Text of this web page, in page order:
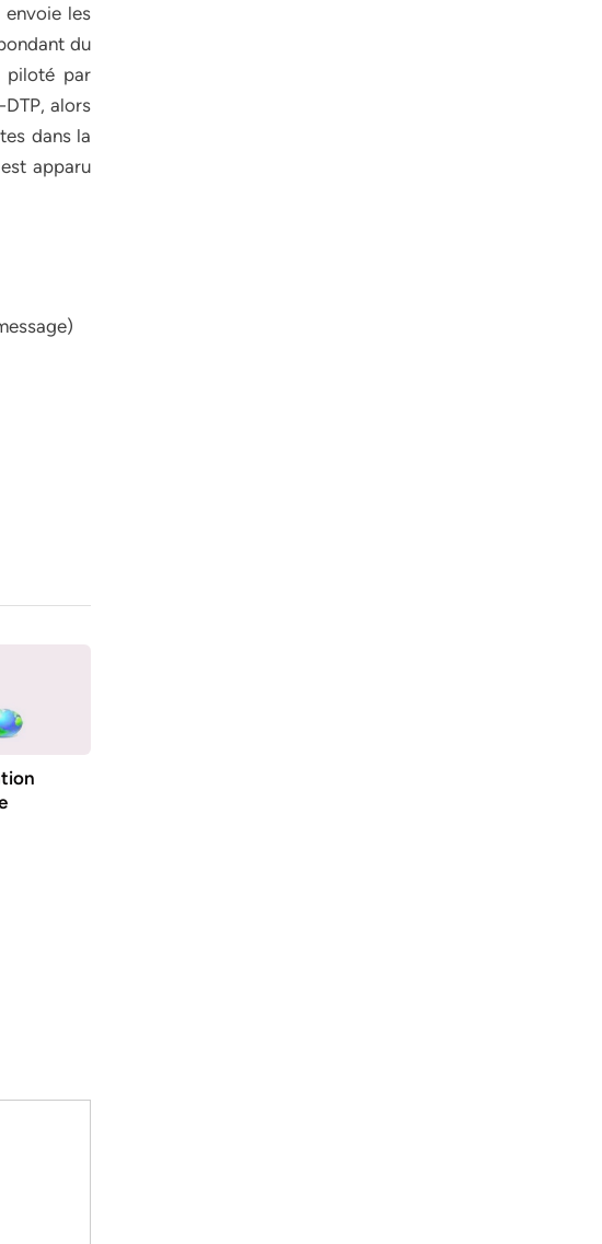
envoie les
du
piloté par
DTP, alors
dans la
apparu